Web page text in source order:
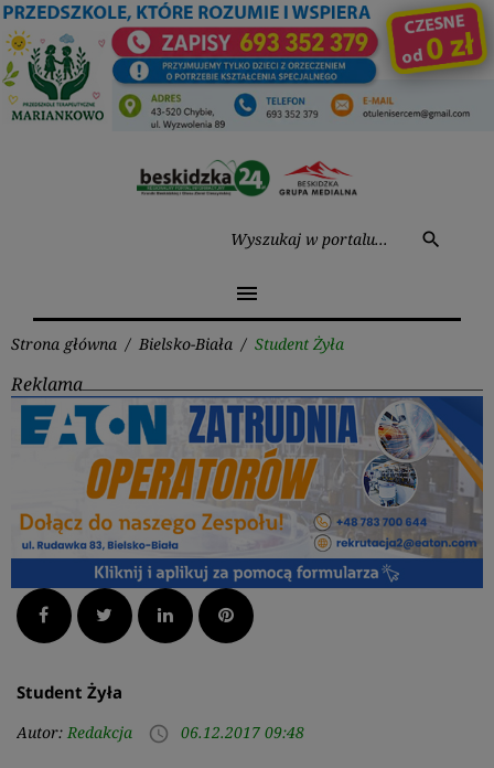
Przejdź
do
treści
search
menu
Strona główna / Bielsko-Biała / Student Żyła
Reklama
Facebook Twitter LinkedInPinterest
Student Żyła
Autor: Redakcja access_time 06.12.2017 09:48